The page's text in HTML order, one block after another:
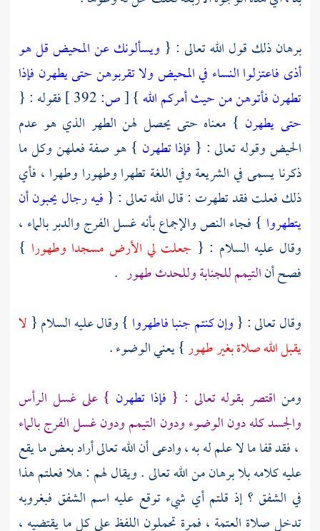
برهان ذلك قول الله تعالى : { ويسألونك عن المحيض قل هو
أذى فاعتزلوا النساء في المحيض ولا تقربوهن حتى يطهرن فإذا
تطهرن فأتوهن من حيث أمركم الله}
[ص:
فقوله : {
حتى يطهرن } معناه حتى يحصل لهن الطهر الذي هو عدم
الحيض وقوله تعالى : { فإذا تطهرن } هو صفة فعلهن وكل ما
ذكرنا يسمى في الشريعة وفي اللغة تطهرا وطهورا وطهرا ، فأي
ذلك فعلت فقد تطهرت : قال الله تعالى : { فيه رجال يحبون أن
يتطهروا } فجاء النص والإجماع بأنه غسل الفرج والدبر بالماء ،
وقال عليه السلام : { جعلت لي الأرض مسجدا وطهورا }
فصح أنالتيمم للجنابة وللحدث طهور .
وقال تعالى : {وإن كنتم جنبا فاطهروا } وقال عليه السلام { لا
يقبل الله صلاة بغير طهور} يعني الوضوء .
ومن اقتصر بقوله تعالى : { فإذا تطهرن } على غسل الرأس
والجسد كله دون الوضوء ودون التيمم ودون غسل الفرج بالماء
، فقد قفا ما لا علم له به ، وادعى أن الله تعالى أراد بعض ما يقع
عليه كلامه بلا برهان من الله تعالى . ويقال لهم : هلا فعلتم هذا
في الشفق ؟ إذ قلتم أي شيء توقع عليه اسم الشفق فبغروبه
تدخل صلاة العتمة ، فمرة تحملون اللفظ على كل ما يقتضيه ،